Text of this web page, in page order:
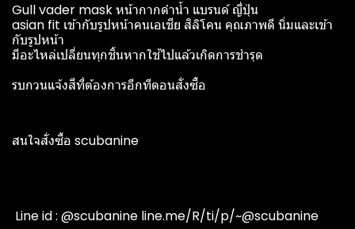
Gull vader mask หน้ากากดำน้ำ แบรนด์ ญี่ปุ่น
asian fit เข้ากับรูปหน้าคนเอเชีย สิลิโคน คุณภาพดี นิ่มและเข้า
กับรูปหน้า
มีอะไหล่เปลี่ยนทุกชิ้นหากใช้ไปแล้วเกิดการชำรุด
รบกวนแจ้งสีที่ต้องการอีกทีตอนสั่งซื้อ
สนใจสั่งซื้อ scubanine
️ Line id : @scubanine line.me/R/ti/p/~@scubanine